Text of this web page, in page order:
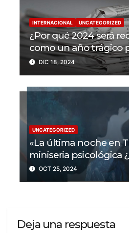
INTERNACIONAL UNCATEGORIZED
¿Por qué 2024 será
como un año trágico
libertad de prensa?
periodistas
DIC 18, 2024
UNCATEGORIZED
«La última noche en
miniseria psicológica
trama?
OCT 25, 2024
Deja una respuesta